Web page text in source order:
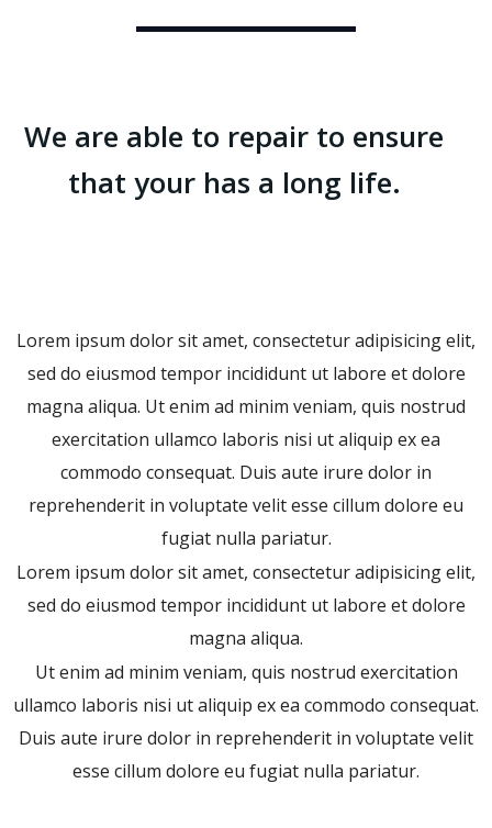
We are able to repair to ensure
that your has a long life.
Lorem ipsum dolor sit amet, consectetur adipisicing elit,
sed do eiusmod tempor incididunt ut labore et dolore
magna aliqua. Ut enim ad minim veniam, quis nostrud
exercitation ullamco laboris nisi ut aliquip ex ea
commodo consequat. Duis aute irure dolor in
reprehenderit in voluptate velit esse cillum dolore eu
fugiat nulla pariatur.
Lorem ipsum dolor sit amet, consectetur adipisicing elit,
sed do eiusmod tempor incididunt ut labore et dolore
magna aliqua.
Ut enim ad minim veniam, quis nostrud exercitation
ullamco laboris nisi ut aliquip ex ea commodo consequat.
Duis aute irure dolor in reprehenderit in voluptate velit
esse cillum dolore eu fugiat nulla pariatur.